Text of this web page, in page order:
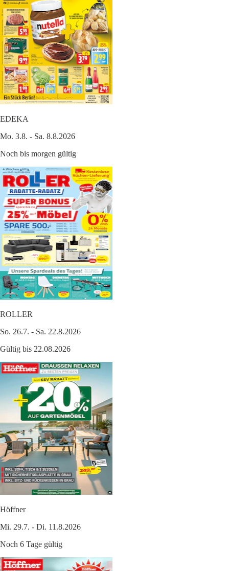
EDEKA
Mo. 3.8. - Sa. 8.8.2026
Noch bis morgen gültig
ROLLER
So. 26.7. - Sa. 22.8.2026
Gültig bis 22.08.2026
Höffner
Mi. 29.7. - Di. 11.8.2026
Noch 6 Tage gültig